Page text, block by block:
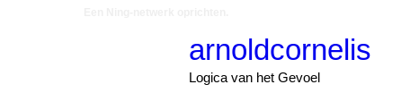
arnoldcornelis
Logica van het Gevoel